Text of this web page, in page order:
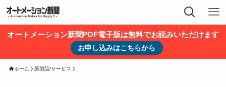
オートメーション新聞PDF電子版は無料でお読みいただけます
お申し込みはこちらから
ホーム 新製品/サービス